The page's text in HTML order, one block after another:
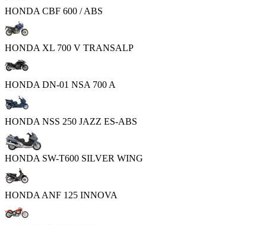
HONDA CBF 600 / ABS
HONDA XL 700 V TRANSALP
HONDA DN-01 NSA 700 A
HONDA NSS 250 JAZZ ES-ABS
HONDA SW-T600 SILVER WING
HONDA ANF 125 INNOVA